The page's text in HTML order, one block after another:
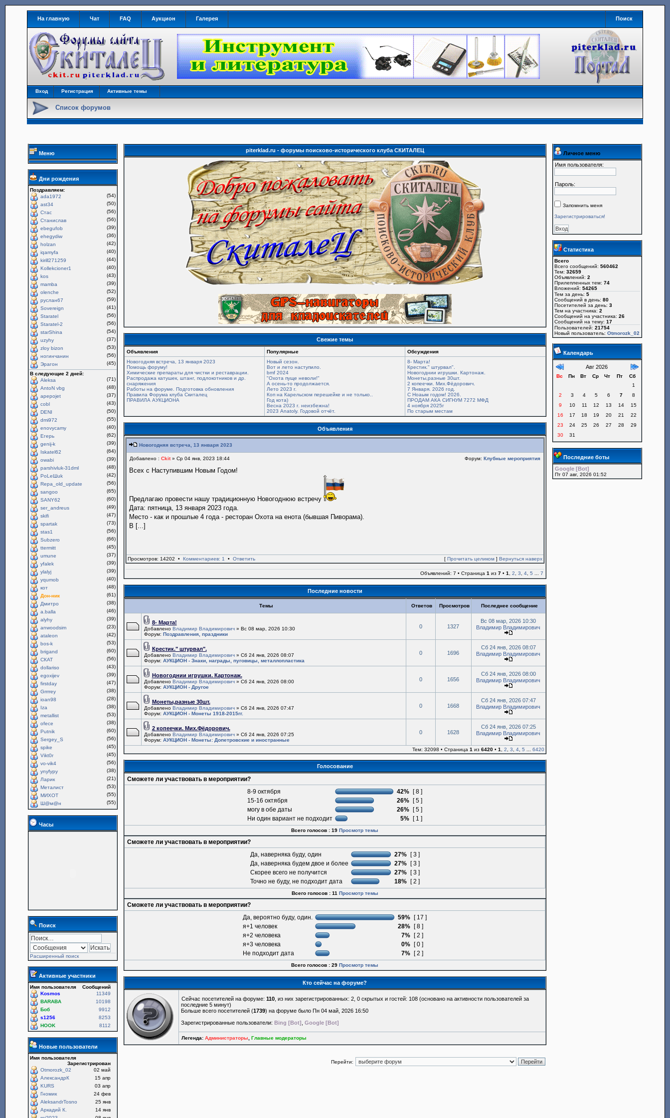
На главную Чат FAQ Аукцион Галерея Поиск
Вход Регистрация Активные темы
Список форумов
Меню
Дни рождения
Поздравляем:
ada1972
(54)
ast34
(50)
Стас
(56)
Станислав
(56)
ebegufob
(39)
ehegydiw
(36)
holzan
(42)
iqamyfa
(40)
kirill271259
(44)
Kollekcioner1
(40)
kos
(43)
mamba
(39)
olenche
(52)
руслан67
(59)
Sovereign
(41)
Staratel
(56)
Staratel-2
(56)
starShina
(54)
uzyhy
(37)
zloy bizon
(53)
ногинчанин
(56)
Эрагон
(45)
В следующие 2 дней:
Aleksa
(71)
AntoN vbg
(48)
apepojet
(37)
cobl
(43)
DENI
(50)
dmi972
(55)
enovycamy
(40)
Егерь
(62)
genij-k
(39)
Iskatel62
(64)
owabi
(39)
parshivluk-31dml
(48)
PoLeШuk
(42)
Repa_old_update
(56)
sangoo
(65)
SANY62
(60)
ser_andreus
(49)
skifi
(47)
spartak
(73)
stas1
(56)
Subzero
(66)
ttermitt
(45)
umune
(37)
yfalek
(39)
ylalyj
(39)
yqumob
(40)
кот
(48)
Дон-ник
(61)
Дмитро
(38)
a.balla
(46)
alyhy
(39)
anwoodsim
(23)
ataleon
(42)
bos-k
(53)
brigand
(60)
СКАТ
(56)
dollariso
(43)
egoxijev
(39)
firstday
(47)
Grrrrey
(38)
ioan98
(28)
Iza
(38)
metallist
(53)
ofece
(38)
Putnik
(60)
Sergey_S
(56)
spike
(45)
Vikt0r
(45)
vo-vik4
(56)
ynyfypy
(38)
Ларик
(21)
Металист
(53)
МИХОТ
(55)
Ш@м@н
(55)
Часы
Поиск
Расширенный поиск
Активные участники
Имя пользователя
Сообщений
Kosmos
11349
BARABA
10198
Боб
9912
s1256
8253
HOOK
8112
Новые пользователи
Имя пользователя
Зарегистрирован
Otmorozk_02
02 май
АлександрК
15 апр
KURS
03 апр
Гномик
24 фев
AleksandrTosno
25 янв
Аркадий К.
14 янв
piterklad.ru - форумы поисково-исторического клуба СКИТАЛЕЦ
Свежие темы
Объявления Популярные
Обсуждения
Новогодняя встреча, 13 января 2023
Помощь форуму!
Химические препараты для чистки и реставрации.
Распродажа катушек, штанг, подлокотников и др.
снаряжения
Работы на форуме. Подготовка обновления
Правила Форума клуба Скиталец
ПРАВИЛА АУКЦИОНА
Новый сезон.
Вот и лето наступило.
bmf 2024
"Охота пуще неволи!"
А осень-то продолжается.
Лето 2023 г.
Коп на Карельском перешейке и не только..
Год кота)
Весна 2023 г. неизбежна!
2023 Anatoly. Годовой отчёт.
8- Марта!
Крестик." штурвал".
Новогоднии игрушки. Картонаж.
Монеты,разные 30шт.
2 копеечки. Мих.Фёдорович.
7 Января. 2026 год.
С Ноаым годом! 2026.
ПРОДАМ АКА СИГНУМ 7272 МФД
4 ноября 2025г
По старым местам
Объявления
Новогодняя встреча, 13 января 2023
Добавлено : Ckit» Ср 04 янв, 2023 18:44 Форум: Клубные мероприятия
Всех с Наступившим Новым Годом!
Предлагаю провести нашу традиционную Новогоднюю встречу
Дата: пятница, 13 января 2023 года.
Место - как и прошлые 4 года - ресторан Охота на енота (бывшая Пиворама).
В [...]
Просмотров: 14202 • Комментариев: 1 • Ответить [ Прочитать целиком] Вернуться наверх
Объявлений: 7 • Страница 1 из 7• 1 2 3 4, 5 7
Последние новости
Темы Ответов Просмотров Последнее сообщение
8- Марта!
Добавлено Владимир Владимирович» Вс 08 мар, 2026 10:30
Форум: Поздравления, праздники
0 1327
Вс 08 мар, 2026 10:30
Владимир Владимирович
Крестик." штурвал".
Добавлено Владимир Владимирович» Сб 24 янв, 2026 08:07
Форум: АУКЦИОН - Знаки, награды, пуговицы, металлопластика
0 1696
Сб 24 янв, 2026 08:07
Владимир Владимирович
Новогоднии игрушки. Картонаж.
Добавлено Владимир Владимирович» Сб 24 янв, 2026 08:00
Форум: АУКЦИОН - Другое
0 1656
Сб 24 янв, 2026 08:00
Владимир Владимирович
Монеты,разные 30шт.
Добавлено Владимир Владимирович» Сб 24 янв, 2026 07:47
Форум: АУКЦИОН - Монеты 1918-2015гг.
0 1668
Сб 24 янв, 2026 07:47
Владимир Владимирович
2 копеечки. Мих.Фёдорович.
Добавлено Владимир Владимирович» Сб 24 янв, 2026 07:25
Форум: АУКЦИОН - Монеты: Допетровские и иностранные
0 1628
Сб 24 янв, 2026 07:25
Владимир Владимирович
Тем: 32098 • Страница 1 из 6420• 1 2 3 4, 5 6420
Голосование
Сможете ли участвовать в мероприятии?
8-9 октября
42%
[ 8 ]
15-16 октября
26%
[ 5 ]
могу в обе даты
26%
[ 5 ]
Ни один вариант не подходит
5% [ 1 ]
Всего голосов : 19 Просмотр темы
Сможете ли участвовать в мероприятии?
Да, наверняка буду, один
27%
[ 3 ]
Да, наверняка будем двое и более
27%
[ 3 ]
Скорее всего не получится
27%
[ 3 ]
Точно не буду, не подходит дата
18% [ 2 ]
Всего голосов : 11 Просмотр темы
Сможете ли участвовать в мероприятии?
Да, вероятно буду, один.
59%
[ 17 ]
я+1 человек
28%
[ 8 ]
я+2 человека
7%
[ 2 ]
я+3 человека
0%
[ 0 ]
Не подходит дата
7% [ 2 ]
Всего голосов : 29 Просмотр темы
Кто сейчас на форуме?
Сейчас посетителей на форуме: 110, из них зарегистрированных: 2, 0 скрытых и гостей: 108 (основано на активности пользователей за
последние 5 минут)
Больше всего посетителей (1739) на форуме было Пн 04 май, 2026 16:50
Зарегистрированные пользователи: Bing [Bot] Google [Bot]
Легенда: Администраторы Главные модераторы
Перейти:
Личное меню
Имя пользователя:
Пароль:
Запомнить меня
Зарегистрироваться!
Статистика
Всего
Всего сообщений: 560462
Тем: 32659
Объявлений: 2
Прилепленных тем: 74
Вложений: 54265
Тем за день: 5
Сообщений в день: 80
Посетителей за день: 3
Тем на участника: 2
Сообщений на участника: 26
Сообщений на тему: 17
Пользователей: 21754
Новый пользователь: Otmorozk_02
Календарь
Авг 2026
Вс Пн Вт Ср Чт Пт
Сб
1
2
3 4 5 6 7
8
9
10 11 12 13 14
15
16
17 18 19 20 21
22
23
24 25 26 27 28
29
30
31
Последние боты
Google [Bot]
Пт 07 авг, 2026 01:52